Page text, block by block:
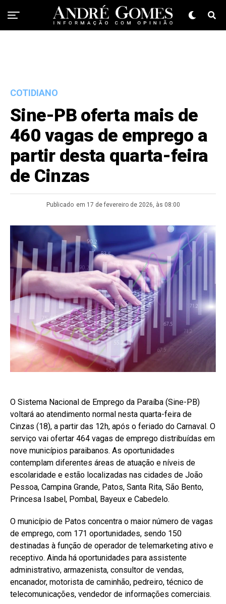
COTIDIANO
Sine-PB oferta mais de
460 vagas de emprego a
partir desta quarta-feira
de Cinzas
Publicado em 17 de fevereiro de 2026, às 08:00
O Sistema Nacional de Emprego da Paraíba (Sine-PB)
voltará ao atendimento normal nesta quarta-feira de
Cinzas (18), a partir das 12h, após o feriado do Carnaval. O
serviço vai ofertar 464 vagas de emprego distribuídas em
nove municípios paraibanos. As oportunidades
contemplam diferentes áreas de atuação e níveis de
escolaridade e estão localizadas nas cidades de João
Pessoa, Campina Grande, Patos, Santa Rita, São Bento,
Princesa Isabel, Pombal, Bayeux e Cabedelo.
O município de Patos concentra o maior número de vagas
de emprego, com 171 oportunidades, sendo 150
destinadas à função de operador de telemarketing ativo e
receptivo. Ainda há oportunidades para assistente
administrativo, armazenista, consultor de vendas,
encanador, motorista de caminhão, pedreiro, técnico de
telecomunicações, vendedor de informações comerciais.